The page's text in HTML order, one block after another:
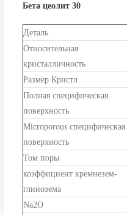
Бета цеолит 30
Деталь
Относительная
кристалличность
Размер Кристл
Полная специфическая
поверхность
Microporous специфическая
поверхность
Том поры
коэффициент кремнезем-
глинозема
Na2O